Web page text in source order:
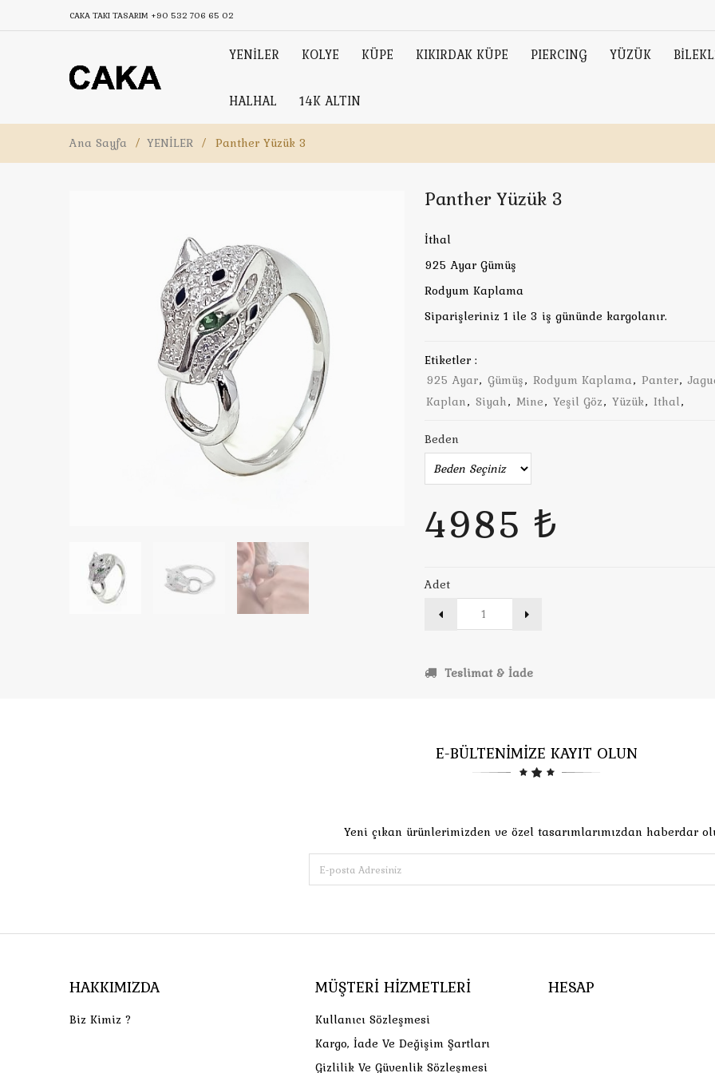
CAKA TAKI TASARIM +90 532 706 65 02
YENİLER KOLYE KÜPE KIKIRDAK KÜPE PIERCING YÜZÜK
HALHAL 14K ALTIN
Ana Sayfa / YENİLER / Panther Yüzük 3
Panther Yüzük 3
İthal
925 Ayar Gümüş
Rodyum Kaplama
Siparişleriniz 1 ile 3 iş gününde kargolanır.
Etiketler :
925 Ayar, Gümüş, Rodyum Kaplama, Panter,
Kaplan, Siyah, Mine, Yeşil Göz, Yüzük, Ithal,
Beden
4985 ₺
Adet
Teslimat & İade
E-BÜLTENİMİZE KAYIT OLUN
Yeni çıkan ürünlerimizden ve özel tasarımlarımızdan haberdar
HAKKIMIZDA
Biz Kimiz ?
MÜŞTERI HIZMETLERI
Kullanıcı Sözleşmesi
Kargo, İade Ve Değişim Şartları
Gizlilik Ve Güvenlik Sözleşmesi
HESAP